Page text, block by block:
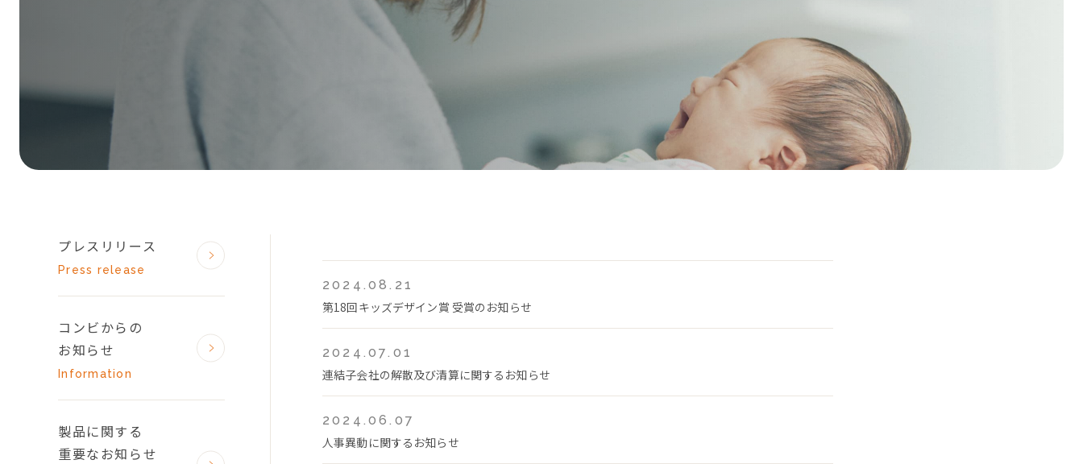
2024.08.21
第18回キッズデザイン賞 受賞のお知らせ
2024.07.01
連結子会社の解散及び清算に関するお知らせ
2024.06.07
人事異動に関するお知らせ
プレスリリース
Press release
コンビからの
お知らせ
Information
製品に関する
重要なお知らせ